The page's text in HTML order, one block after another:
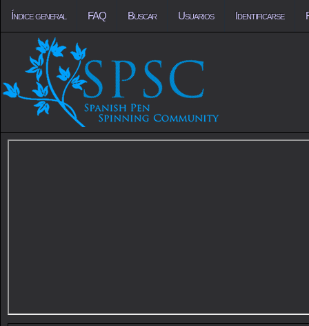
Índice general FAQ Buscar Usuarios Identificarse